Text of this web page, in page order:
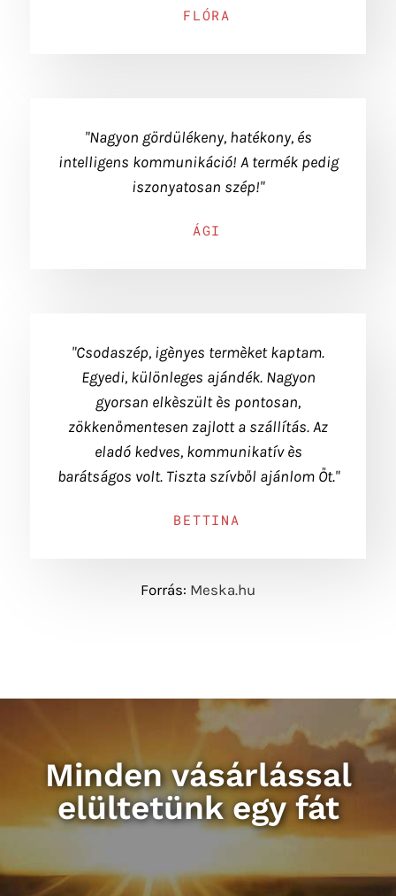
FLÓRA
"Nagyon gördülékeny, hatékony, és
intelligens kommunikáció! A termék pedig
iszonyatosan szép!"
ÁGI
"Csodaszép, igènyes termèket kaptam.
Egyedi, különleges ajándék. Nagyon
gyorsan elkèszült ès pontosan,
zökkenőmentesen zajlott a szállítás. Az
eladó kedves, kommunikatív ès
barátságos volt. Tiszta szívből ajánlom Őt."
BETTINA
Forrás: Meska.hu
Minden vásárlással
elültetünk egy fát